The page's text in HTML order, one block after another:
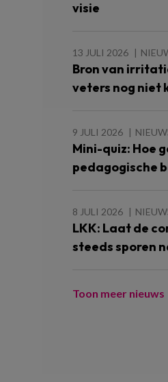
visie
13 JULI 2026
Bron van
veters nog niet
9 JULI 2026
Mini-quiz: Hoe
pedagogische
8 JULI 2026
LKK: Laat de
steeds sporen
Toon meer nieuws